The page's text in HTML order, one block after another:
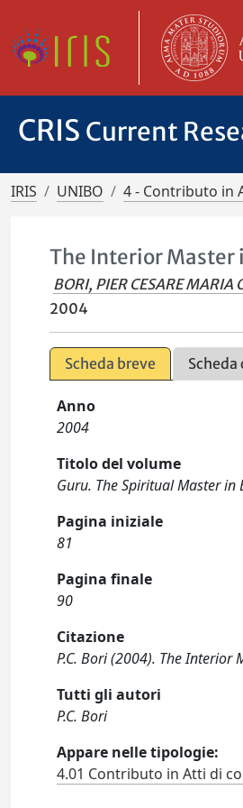
CRIS Current
IRIS UNIBO 4 - Contributo in
The Interior Master
BORI, PIER CESARE MARIA
2004
Scheda breve
Anno
2004
Titolo del volume
Guru. The Spiritual Master
Pagina iniziale
81
Pagina finale
90
Citazione
P.C. Bori (2004). The Interior
Tutti gli autori
P.C. Bori
Appare nelle tipologie:
4.01 Contributo in Atti di